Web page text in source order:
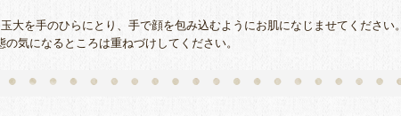
大を手のひらにとり、手で顔を包み込むようにお肌になじませてください。
気になるところは重ねづけしてください。